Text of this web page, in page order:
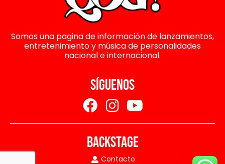
Somos una pagina de información de lanzamientos,
entretenimiento y música de personalidades
nacional e internacional.
SÍGUENOS
BACKSTAGE
Contacto